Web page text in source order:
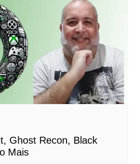
Ghost Recon, Black
Mais